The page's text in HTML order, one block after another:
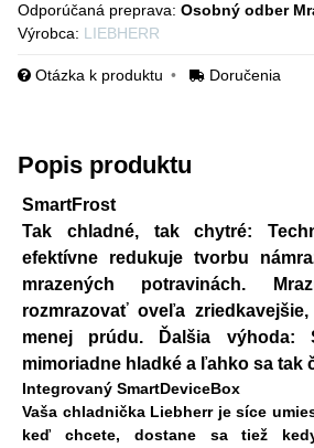
Osobný odber
Výrobca: LIEBHERR
Otázka k produktu Doručenia
Popis produktu
SmartFrost
Tak chladné, tak chytré:
efektívne redukuje tvorbu
mrazených potravinách.
rozmrazovať oveľa
menej prúdu. Ďalšia výhoda:
mimoriadne hladké a ľahko sa tak
Integrovaný SmartDeviceBox
Vaša chladnička Liebherr je síce
keď chcete, dostane sa tiež